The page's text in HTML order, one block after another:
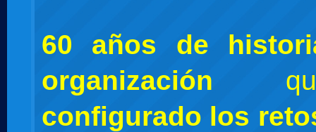
60 años de
organización
configurado los